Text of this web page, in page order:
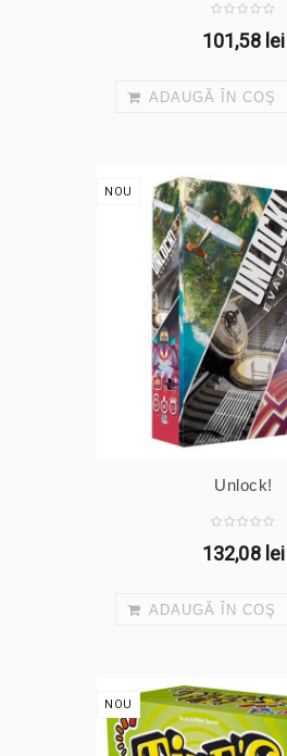
101,58 lei
ADAUGĂ ÎN COŞ
NOU
Unlock!
132,08 lei
ADAUGĂ ÎN COŞ
NOU